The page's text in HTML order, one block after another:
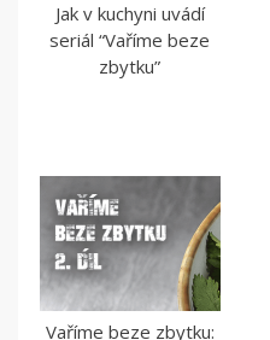
Jak v kuchyni uvádí
seriál “Vaříme beze
zbytku”
Vaříme beze zbytku: